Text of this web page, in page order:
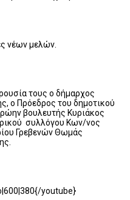
νέων μελών.
τους ο δήμαρχος
ο Πρόεδρος του δημοτικού
βουλευτής Κυριάκος
συλλόγου Κων/νος
Γρεβενών Θωμάς
youtube}